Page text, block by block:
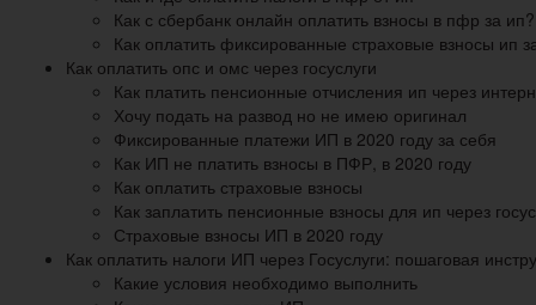
Как с сбербанк онлайн оплатить взносы в пфр за ип?
Как оплатить фиксированные страховые взносы ип
Как оплатить опс и омс через госуслуги
Как платить пенсионные отчисления ип через
Хочу подать на развод но не имею оригинал
Фиксированные платежи ИП в 2020 году за себя
Как ИП не платить взносы в ПФР, в 2020 году
Как оплатить страховые взносы
Как заплатить пенсионные взносы для ип через
Страховые взносы ИП в 2020 году
Как оплатить налоги ИП через Госуслуги: пошаговая
Какие условия необходимо выполнить